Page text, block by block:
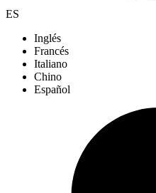
ES
Inglés
Francés
Italiano
Chino
Español